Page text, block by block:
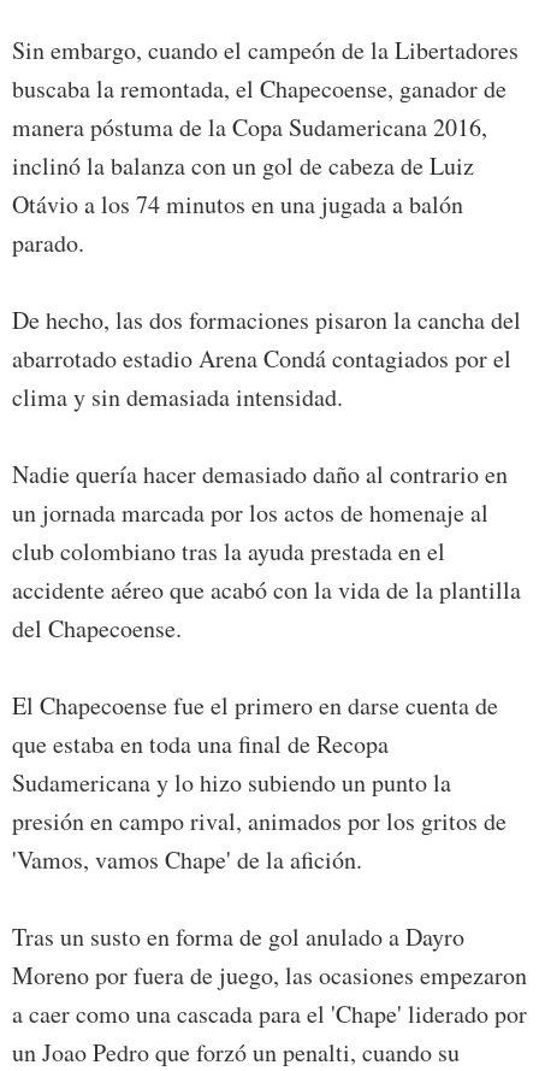
Sin embargo, cuando el campeón de la Libertadores
buscaba la remontada, el Chapecoense, ganador de
manera póstuma de la Copa Sudamericana 2016,
inclinó la balanza con un gol de cabeza de Luiz
Otávio a los 74 minutos en una jugada a balón
parado.
De hecho, las dos formaciones pisaron la cancha del
abarrotado estadio Arena Condá contagiados por el
clima y sin demasiada intensidad.
Nadie quería hacer demasiado daño al contrario en
un jornada marcada por los actos de homenaje al
club colombiano tras la ayuda prestada en el
accidente aéreo que acabó con la vida de la plantilla
del Chapecoense.
El Chapecoense fue el primero en darse cuenta de
que estaba en toda una final de Recopa
Sudamericana y lo hizo subiendo un punto la
presión en campo rival, animados por los gritos de
'Vamos, vamos Chape' de la afición.
Tras un susto en forma de gol anulado a Dayro
Moreno por fuera de juego, las ocasiones empezaron
a caer como una cascada para el 'Chape' liderado por
un Joao Pedro que forzó un penalti, cuando su